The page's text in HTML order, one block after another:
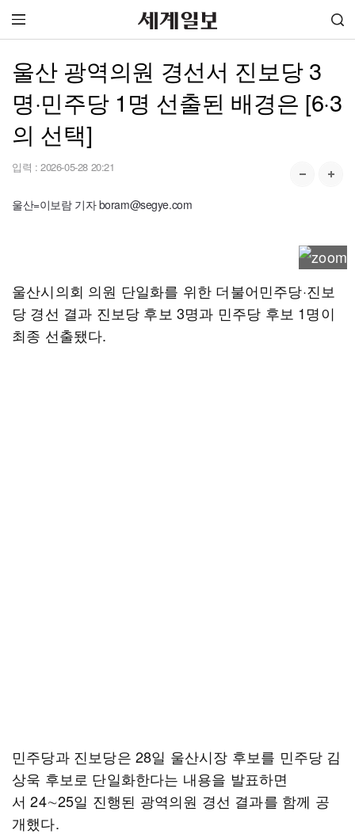
울산 광역의원 경선서 진보당 3
명·민주당 1명 선출된 배경은 [6·3
의 선택]
입력 : 2026-05-28 20:21
울산=이보람 기자 boram@segye.com
울산시의회 의원 단일화를 위한 더불어민주당·진보
당 경선 결과 진보당 후보 3명과 민주당 후보 1명이
최종 선출됐다.
민주당과 진보당은 28일 울산시장 후보를 민주당 김
상욱 후보로 단일화한다는 내용을 발표하면
서 24∼25일 진행된 광역의원 경선 결과를 함께 공
개했다.